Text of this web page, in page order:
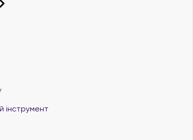
інструмент